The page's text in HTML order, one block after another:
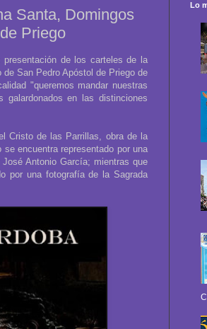
Santa, Domingos
Priego
de los carteles de la
San Pedro Apóstol de Priego de
"queremos mandar nuestras
en las distinciones
Cristo de las Parrillas, obra de la
encuentra representado por una
Antonio García; mientras que
por una fotografía de la Sagrada
Lo